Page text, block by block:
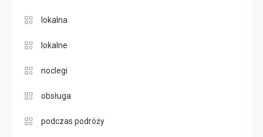
lokalna
lokalne
noclegi
obsługa
podczas podróży